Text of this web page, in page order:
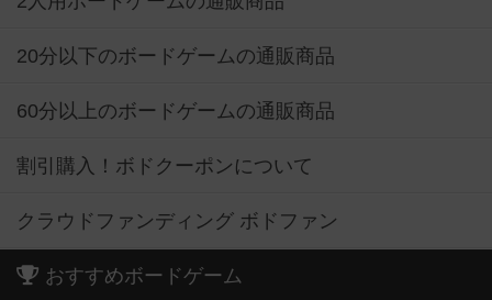
20分以下のボードゲームの通販商品
60分以上のボードゲームの通販商品
割引購入！ボドクーポンについて
クラウドファンディング ボドファン
おすすめボードゲーム